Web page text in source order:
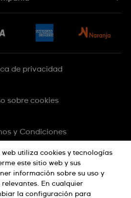
de privacidad
sobre cookies
y Condiciones
web utiliza cookies y tecnologías
este sitio web y sus
información sobre su uso y
En cualquier
la configuración para